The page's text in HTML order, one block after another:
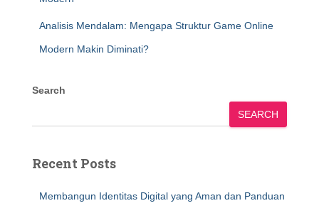
Analisis Mendalam: Mengapa Struktur Game Online
Modern Makin Diminati?
Search
SEARCH
Recent Posts
Membangun Identitas Digital yang Aman dan Panduan